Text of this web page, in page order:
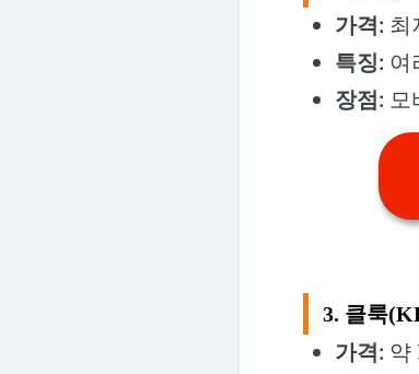
가격: 최
특징: 여
장점: 모
3. 클룩
가격: 약